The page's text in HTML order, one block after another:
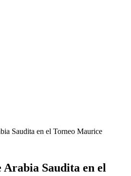
Saudita en el Torneo Maurice
Arabia Saudita en el